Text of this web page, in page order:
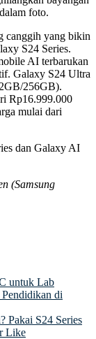
foto.
canggih yang bikin
S24 Series.
AI terbarukan
Galaxy S24 Ultra
256GB).
Rp16.999.000
mulai dari
dan Galaxy AI
(Samsung
untuk Lab
di
Pakai S24 Series
Like